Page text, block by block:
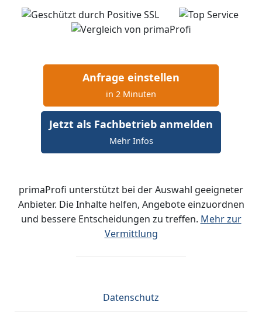
Anfrage einstellen
in 2 Minuten
Jetzt als Fachbetrieb anmelden
Mehr Infos
primaProfi unterstützt bei der Auswahl geeigneter
Anbieter. Die Inhalte helfen, Angebote einzuordnen
und bessere Entscheidungen zu treffen. Mehr zur
Vermittlung
Datenschutz